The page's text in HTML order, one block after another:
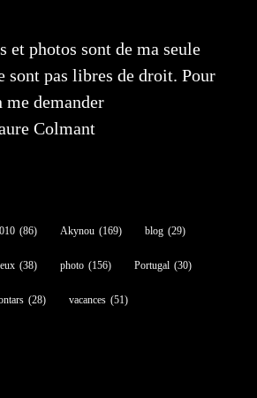
et photos sont de ma seule
sont pas libres de droit. Pour
me demander
Colmant
(86) Akynou (169) blog (29)
(38) photo (156) Portugal (30)
(28) vacances (51)